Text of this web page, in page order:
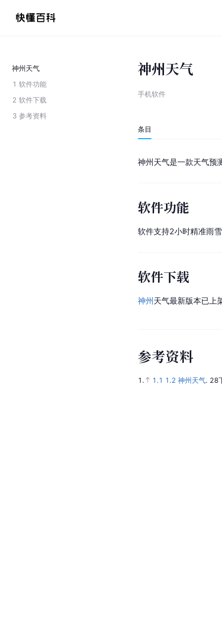
神州天气
1 软件功能
2 软件下载
3 参考资料
神州天气
手机软件
条目
神州天气是一款天气预
软件功能
软件支持2小时精准雨
软件下载
神州天气最新版本已上
参考资料
1. 1.1 1.2 神州天气. 28